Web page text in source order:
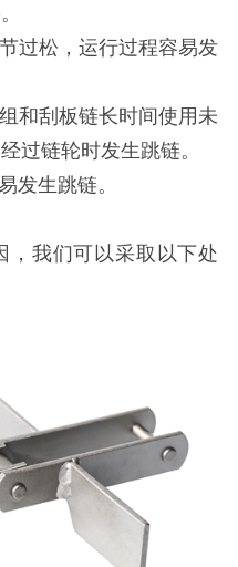
过松，运行过程容易发
和刮板链长时间使用未
过链轮时发生跳链。
发生跳链。
，我们可以采取以下处